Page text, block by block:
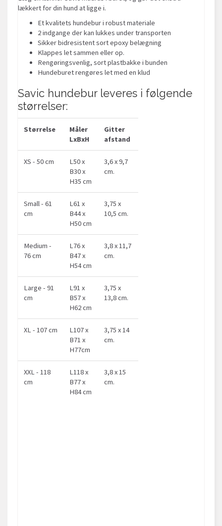
lækkert for din hund at ligge i.
Et kvalitets hundebur i robust materiale
2 indgange der kan lukkes under transporten
Sikker bidresistent sort epoxy belægning
Klappes let sammen eller op.
Rengøringsvenlig, sort plastbakke i bunden
Hundeburet rengøres let med en klud
Savic hundebur leveres i følgende
størrelser:
Størrelse
Måler
LxBxH
Gitter
afstand
XS - 50 cm
L50 x
B30 x
H35 cm
3,6 x 9,7
cm.
Small - 61
cm
L61 x
B44 x
H50 cm
3,75 x
10,5 cm.
Medium -
76 cm
L76 x
B47 x
H54 cm
3,8 x 11,7
cm.
Large - 91
cm
L91 x
B57 x
H62 cm
3,75 x
13,8 cm.
XL - 107 cm
L107 x
B71 x
H77cm
3,75 x 14
cm.
XXL - 118
cm
L118 x
B77 x
H84 cm
3,8 x 15
cm.